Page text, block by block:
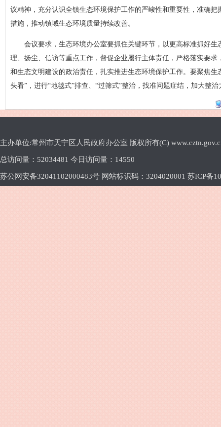
议精神，充分认识全镇生态环境保护工作的严峻性和重要性，准确
措施，推动镇域生态环境质量持续改善。
会议要求，生态环境办公室要抓住关键环节，以更高标准抓好
理、扬尘、信访等重点工作，督促企业履行主体责任，严格落实要
和生态文明建设的政治责任，扎实推进生态环境保护工作。要聚焦
头看”，进行“地毯式”排查、“过筛式”整治，找准问题症结，加大整
主办单位:常州市天宁区人民政府办公室 版权所有(C)
总访问量： 52034481 今日访问量： 14550
苏公网安备32041102000483号 网站标识码：3204020001 苏ICP备